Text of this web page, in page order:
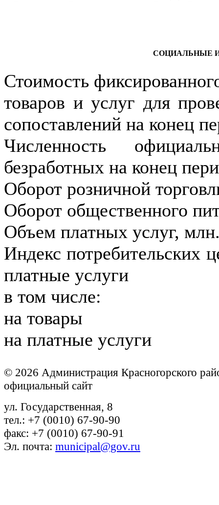
СОЦИАЛЬНЫЕ
Стоимость
товаров и услуг для
сопоставлений на конец
Численность
безработных на конец
Оборот розничной
Оборот общественного
Объем платных услуг,
Индекс потребительских
платные услуги
в том числе:
на товары
на платные услуги
© 2026 Администрация Красногорского
официальный сайт
ул. Государственная, 8
тел.: +7 (0010) 67-90-90
факс: +7 (0010) 67-90-91
Эл. почта: municipal@gov.ru